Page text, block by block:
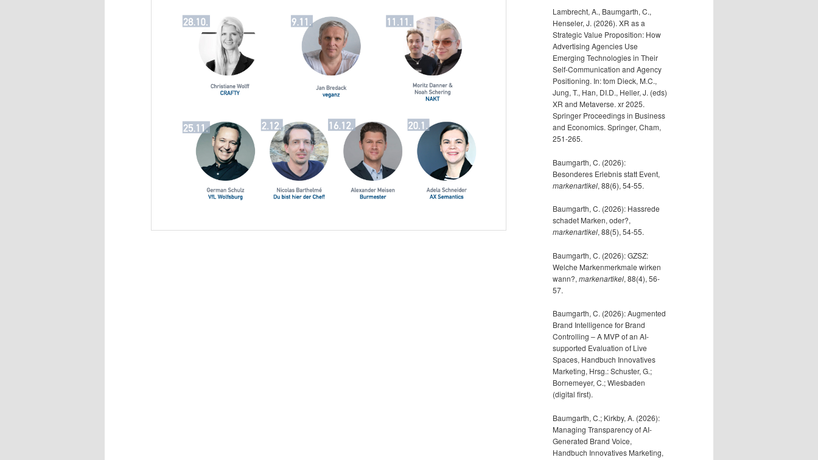
Lambrecht, A., Baumgarth, C.,
Henseler, J. (2026). XR as a
Strategic Value Proposition: How
Advertising Agencies Use
Emerging Technologies in Their
Self-Communication and Agency
Positioning. In: tom Dieck, M.C.,
Jung, T., Han, DI.D., Heller, J. (eds)
XR and Metaverse. xr 2025.
Springer Proceedings in Business
and Economics. Springer, Cham,
251-265.
Baumgarth, C. (2026):
Besonderes Erlebnis statt Event,
markenartikel, 88(6), 54-55.
Baumgarth, C. (2026): Hassrede
schadet Marken, oder?,
markenartikel, 88(5), 54-55.
Baumgarth, C. (2026): GZSZ:
Welche Markenmerkmale wirken
wann?, markenartikel, 88(4), 56-
57.
Baumgarth, C. (2026): Augmented
Brand Intelligence for Brand
Controlling – A MVP of an AI-
supported Evaluation of Live
Spaces, Handbuch Innovatives
Marketing, Hrsg.: Schuster, G.;
Bornemeyer, C.; Wiesbaden
(digital first).
Baumgarth, C.; Kirkby, A. (2026):
Managing Transparency of AI-
Generated Brand Voice,
Handbuch Innovatives Marketing,